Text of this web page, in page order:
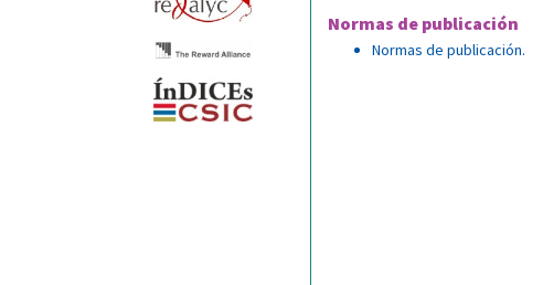
Normas de publicación
Normas de publicación.